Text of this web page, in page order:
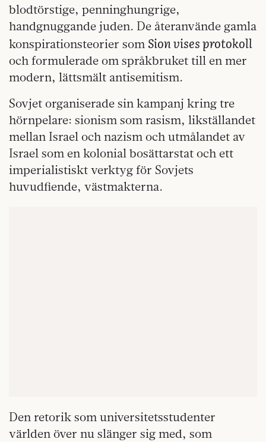
blodtörstige, penninghungrige,
handgnuggande juden. De återanvände gamla
konspirationsteorier somSion vises protokoll
och formulerade om språkbruket till en mer
modern, lättsmält antisemitism.
Sovjet organiserade sin kampanj kring tre
hörnpelare: sionism som rasism, likställandet
mellan Israel och nazism och utmålandet av
Israel som en kolonial bosättarstat och ett
imperialistiskt verktyg för Sovjets
huvudfiende, västmakterna.
Den retorik som universitetsstudenter
världen över nu slänger sig med, som